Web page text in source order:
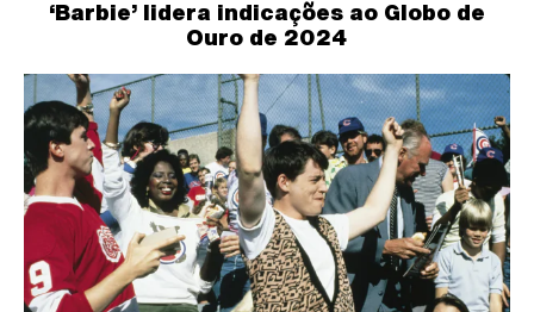
‘Barbie’ lidera indicações ao Globo de
Ouro de 2024